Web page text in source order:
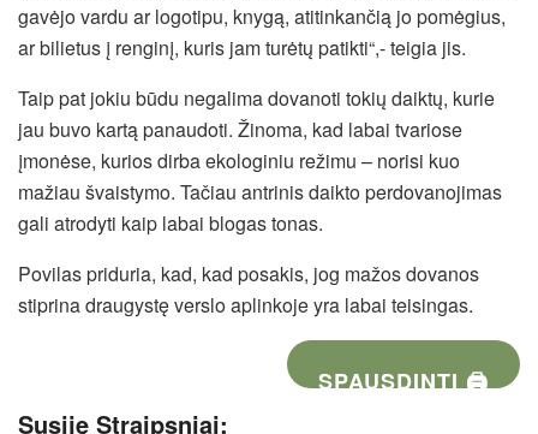
gavėjo vardu ar logotipu, knygą, atitinkančią jo pomėgius,
ar bilietus į renginį, kuris jam turėtų patikti“,- teigia jis.
Taip pat jokiu būdu negalima dovanoti tokių daiktų, kurie
jau buvo kartą panaudoti. Žinoma, kad labai tvariose
įmonėse, kurios dirba ekologiniu režimu – norisi kuo
mažiau švaistymo. Tačiau antrinis daikto perdovanojimas
gali atrodyti kaip labai blogas tonas.
Povilas priduria, kad, kad posakis, jog mažos dovanos
stiprina draugystę verslo aplinkoje yra labai teisingas.
SPAUSDINTI 🖨
Susiję Straipsniai: